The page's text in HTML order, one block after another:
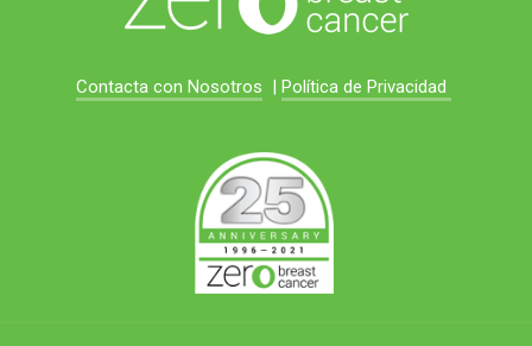
Contacta con Nosotros | Política de Privacidad